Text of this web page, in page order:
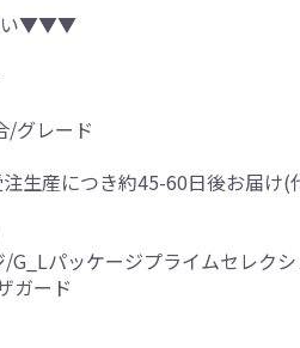
い▼▼▼
/グレード
産につき約45-60日後お届け(
G_Lパッケージプライムセレク
ガード